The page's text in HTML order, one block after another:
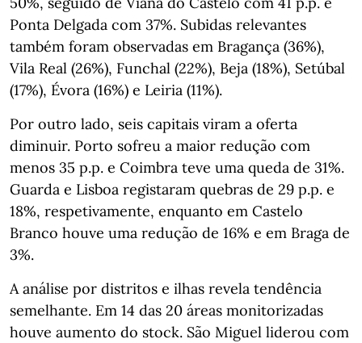
Ponta Delgada com 37%. Subidas relevantes
também foram observadas em Bragança (36%),
Vila Real (26%), Funchal (22%), Beja (18%), Setúbal
(17%), Évora (16%) e Leiria (11%).
Por outro lado, seis capitais viram a oferta
diminuir. Porto sofreu a maior redução com
menos 35 p.p. e Coimbra teve uma queda de 31%.
Guarda e Lisboa registaram quebras de 29 p.p. e
18%, respetivamente, enquanto em Castelo
Branco houve uma redução de 16% e em Braga de
3%.
A análise por distritos e ilhas revela tendência
semelhante. Em 14 das 20 áreas monitorizadas
houve aumento do stock. São Miguel liderou com